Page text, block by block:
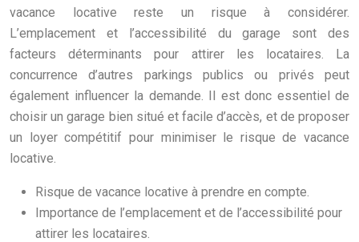
vacance locative reste un risque à considérer.
L’emplacement et l’accessibilité du garage sont des
facteurs déterminants pour attirer les locataires. La
concurrence d’autres parkings publics ou privés peut
également influencer la demande. Il est donc essentiel de
choisir un garage bien situé et facile d’accès, et de proposer
un loyer compétitif pour minimiser le risque de vacance
locative.
Risque de vacance locative à prendre en compte.
Importance de l’emplacement et de l’accessibilité pour
attirer les locataires.